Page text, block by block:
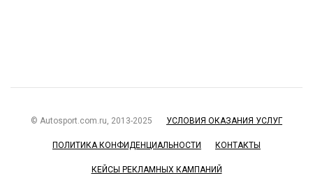
© Autosport.com.ru, 2013-2025 УСЛОВИЯ ОКАЗАНИЯ УСЛУГ
ПОЛИТИКА КОНФИДЕНЦИАЛЬНОСТИ КОНТАКТЫ
КЕЙСЫ РЕКЛАМНЫХ КАМПАНИЙ